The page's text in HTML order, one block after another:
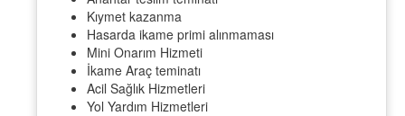
Kıymet kazanma
Hasarda ikame primi alınmaması
Mini Onarım Hizmeti
İkame Araç teminatı
Acil Sağlık Hizmetleri
Yol Yardım Hizmetleri